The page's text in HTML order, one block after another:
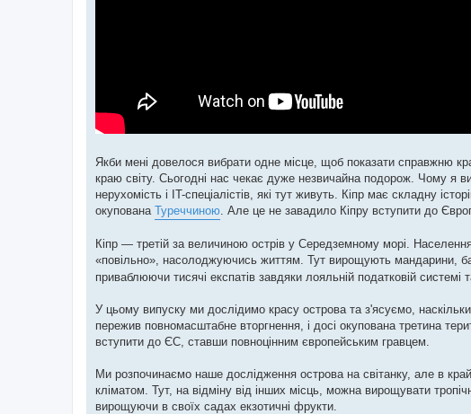
Якби мені довелося вибрати одне місце, щоб показати справжню
краю світу. Сьогодні нас чекає дуже незвичайна подорож. Чому я
нерухомість і IT-спеціалістів, які тут живуть. Кіпр має складну
окупована Туреччиною . Але це не завадило Кіпру вступити до
Кіпр — третій за величиною острів у Середземному морі.
«повільно», насолоджуючись життям. Тут вирощують мандарини,
приваблюючи тисячі експатів завдяки лояльній податковій системі
У цьому випуску ми дослідимо красу острова та з'ясуємо,
пережив повномасштабне вторгнення, і досі окупована третина
вступити до ЄС, ставши повноцінним європейським гравцем.
Ми розпочинаємо наше дослідження острова на світанку, але в
кліматом. Тут, на відміну від інших місць, можна вирощувати
вирощуючи в своїх садах екзотичні фрукти.